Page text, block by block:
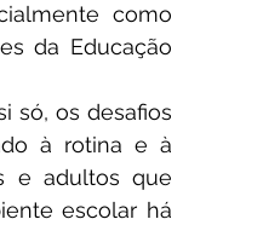
como
da Educação
à rotina e à
e adultos que
escolar há